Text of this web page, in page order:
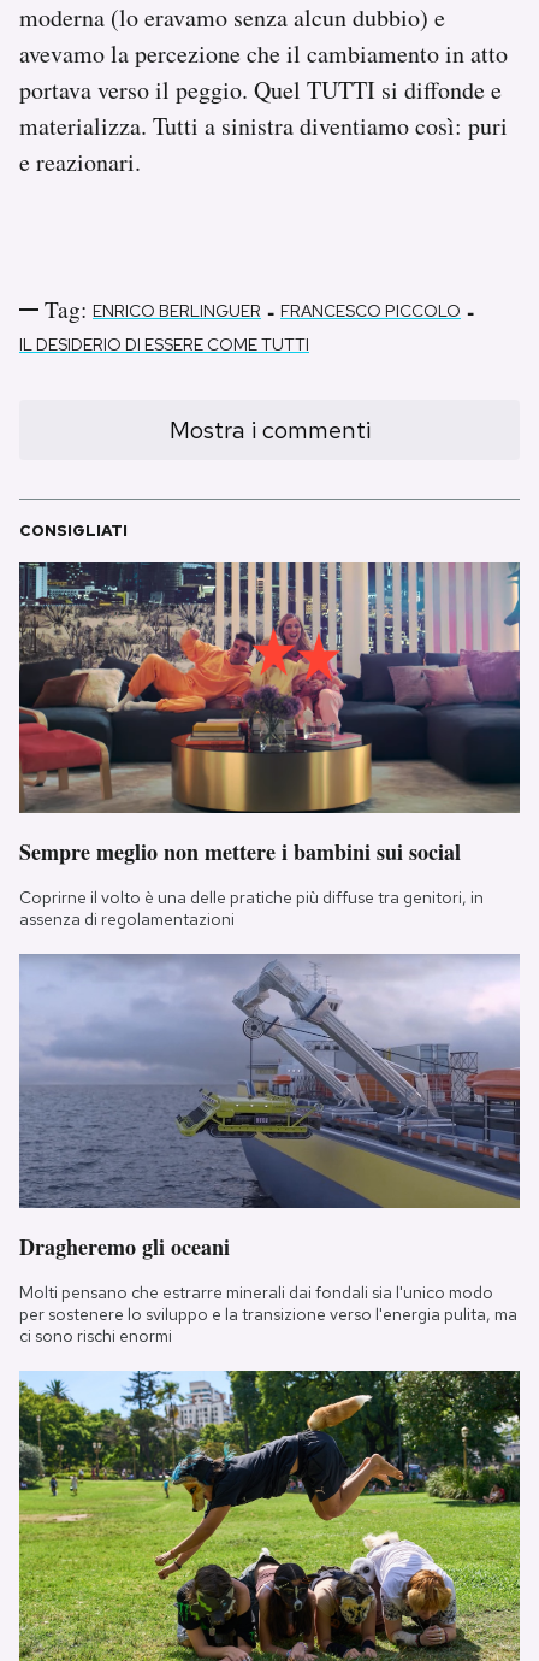
moderna (lo eravamo senza alcun dubbio) e
avevamo la percezione che il cambiamento in atto
portava verso il peggio. Quel TUTTI si diffonde e
materializza. Tutti a sinistra diventiamo così: puri
e reazionari.
Tag: ENRICO BERLINGUER - FRANCESCO PICCOLO -
IL DESIDERIO DI ESSERE COME TUTTI
Mostra i commenti
CONSIGLIATI
Sempre meglio non mettere i bambini sui social
Coprirne il volto è una delle pratiche più diffuse tra genitori, in
assenza di regolamentazioni
Dragheremo gli oceani
Molti pensano che estrarre minerali dai fondali sia l'unico modo
per sostenere lo sviluppo e la transizione verso l'energia pulita, ma
ci sono rischi enormi